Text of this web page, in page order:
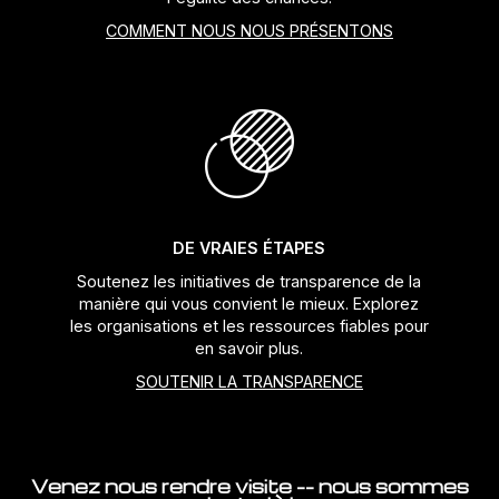
COMMENT NOUS NOUS PRÉSENTONS
DE VRAIES ÉTAPES
Soutenez les initiatives de transparence de la
manière qui vous convient le mieux. Explorez
les organisations et les ressources fiables pour
en savoir plus.
SOUTENIR LA TRANSPARENCE
Venez nous rendre visite -- nous sommes